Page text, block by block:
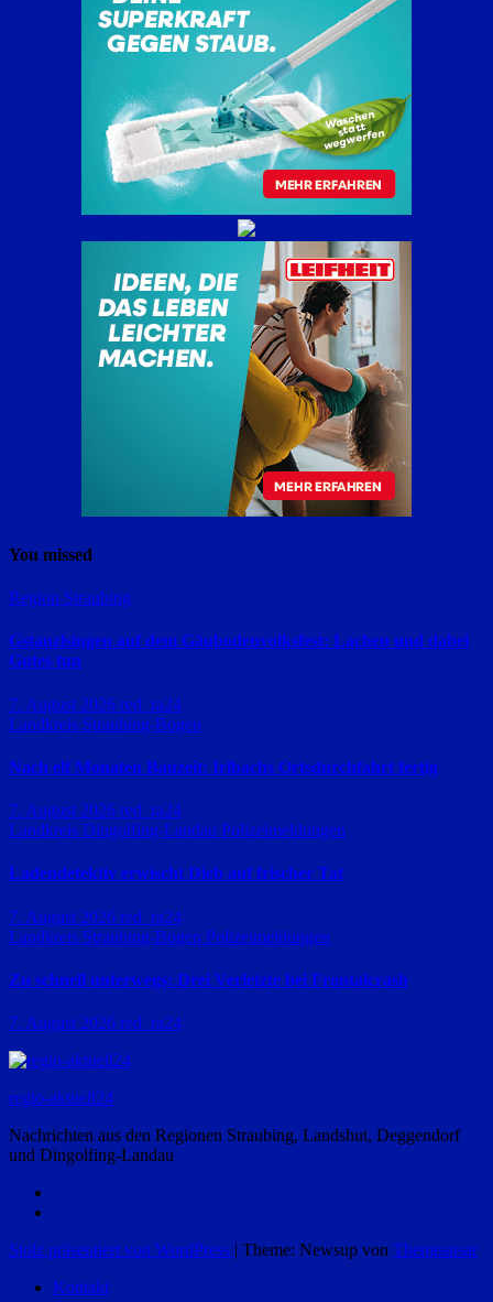
You missed
Region Straubing
Gstanzlsingen auf dem Gäubodenvolksfest: Lachen und dabei
Gutes tun
7. August 2026 red_ra24
Landkreis Straubing-Bogen
Nach elf Monaten Bauzeit: Irlbachs Ortsdurchfahrt fertig
7. August 2026 red_ra24
Landkreis Dingolfing-Landau Polizeimeldungen
Ladendetektiv erwischt Dieb auf frischer Tat
7. August 2026 red_ra24
Landkreis Straubing-Bogen Polizeimeldungen
Zu schnell unterwegs: Drei Verletzte bei Frontalcrash
7. August 2026 red_ra24
regio-aktuell24
Nachrichten aus den Regionen Straubing, Landshut, Deggendorf
und Dingolfing-Landau
Stolz präsentiert von WordPress | Theme: Newsup von Themeansar
Kontakt